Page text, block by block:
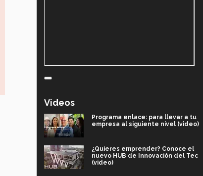
Videos
Programa enlace: para llevar a tu
empresa al siguiente nivel (video)
¿Quieres emprender? Conoce el
nuevo HUB de Innovación del Tec
(video)